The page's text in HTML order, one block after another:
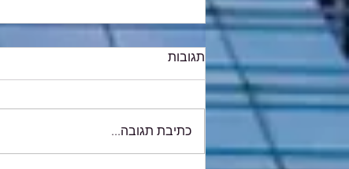
תגובות
כתיבת תגובה...